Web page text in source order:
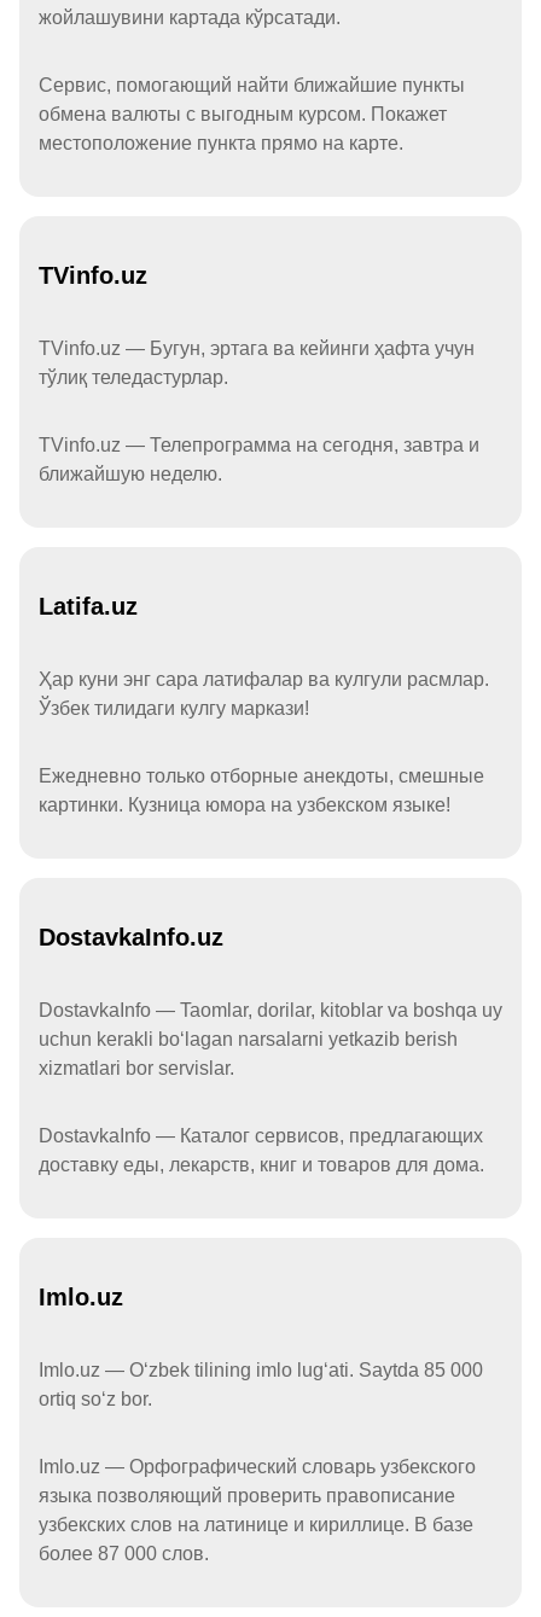
жойлашувини картада кўрсатади.
Сервис, помогающий найти ближайшие пункты
обмена валюты с выгодным курсом. Покажет
местоположение пункта прямо на карте.
TVinfo.uz
TVinfo.uz — Бугун, эртага ва кейинги ҳафта учун
тўлиқ теледастурлар.
TVinfo.uz — Телепрограмма на сегодня, завтра и
ближайшую неделю.
Latifa.uz
Ҳар куни энг сара латифалар ва кулгули расмлар.
Ўзбек тилидаги кулгу маркази!
Ежедневно только отборные анекдоты, смешные
картинки. Кузница юмора на узбекском языке!
DostavkaInfo.uz
DostavkaInfo — Taomlar, dorilar, kitoblar va boshqa uy
uchun kerakli boʻlagan narsalarni yetkazib berish
xizmatlari bor servislar.
DostavkaInfo — Каталог сервисов, предлагающих
доставку еды, лекарств, книг и товаров для дома.
Imlo.uz
Imlo.uz — Oʻzbek tilining imlo lugʻati. Saytda 85 000
ortiq soʻz bor.
Imlo.uz — Орфографический словарь узбекского
языка позволяющий проверить правописание
узбекских слов на латинице и кириллице. В базе
более 87 000 слов.